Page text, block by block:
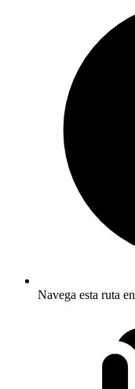
Navega esta ruta en